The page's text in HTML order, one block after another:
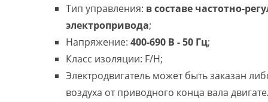
Тип управления: в составе частотно-
электропривода;
Напряжение: 400-690 В - 50 Гц;
Класс изоляции: F/H;
Электродвигатель может быть заказан
воздуха от приводного конца вала